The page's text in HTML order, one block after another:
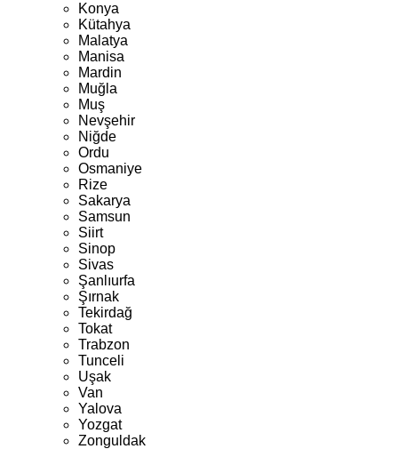
Konya
Kütahya
Malatya
Manisa
Mardin
Muğla
Muş
Nevşehir
Niğde
Ordu
Osmaniye
Rize
Sakarya
Samsun
Siirt
Sinop
Sivas
Şanlıurfa
Şırnak
Tekirdağ
Tokat
Trabzon
Tunceli
Uşak
Van
Yalova
Yozgat
Zonguldak